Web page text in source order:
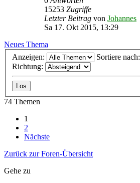
15253 Zugriffe
Letzter Beitrag von Johannes
Sa 17. Okt 2015, 13:29
Neues Thema
Anzeigen:
Sortiere nach:
Richtung:
74 Themen
1
2
Nächste
Zurück zur Foren-Übersicht
Gehe zu